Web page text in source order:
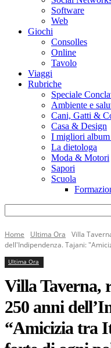
Software
Web
Giochi
Consolles
Online
Tavolo
Viaggi
Rubriche
Speciale
Ambiente e
Cani, Gatti &
Casa & Design
I migliori
La dietologa
Moda & Motori
Sapori
Scuola
Home Ultima Ora
Villa
dell'Indipendenza. Tajani:
Ultima Ora
Villa Taverna,
250 anni
“Amicizia tra